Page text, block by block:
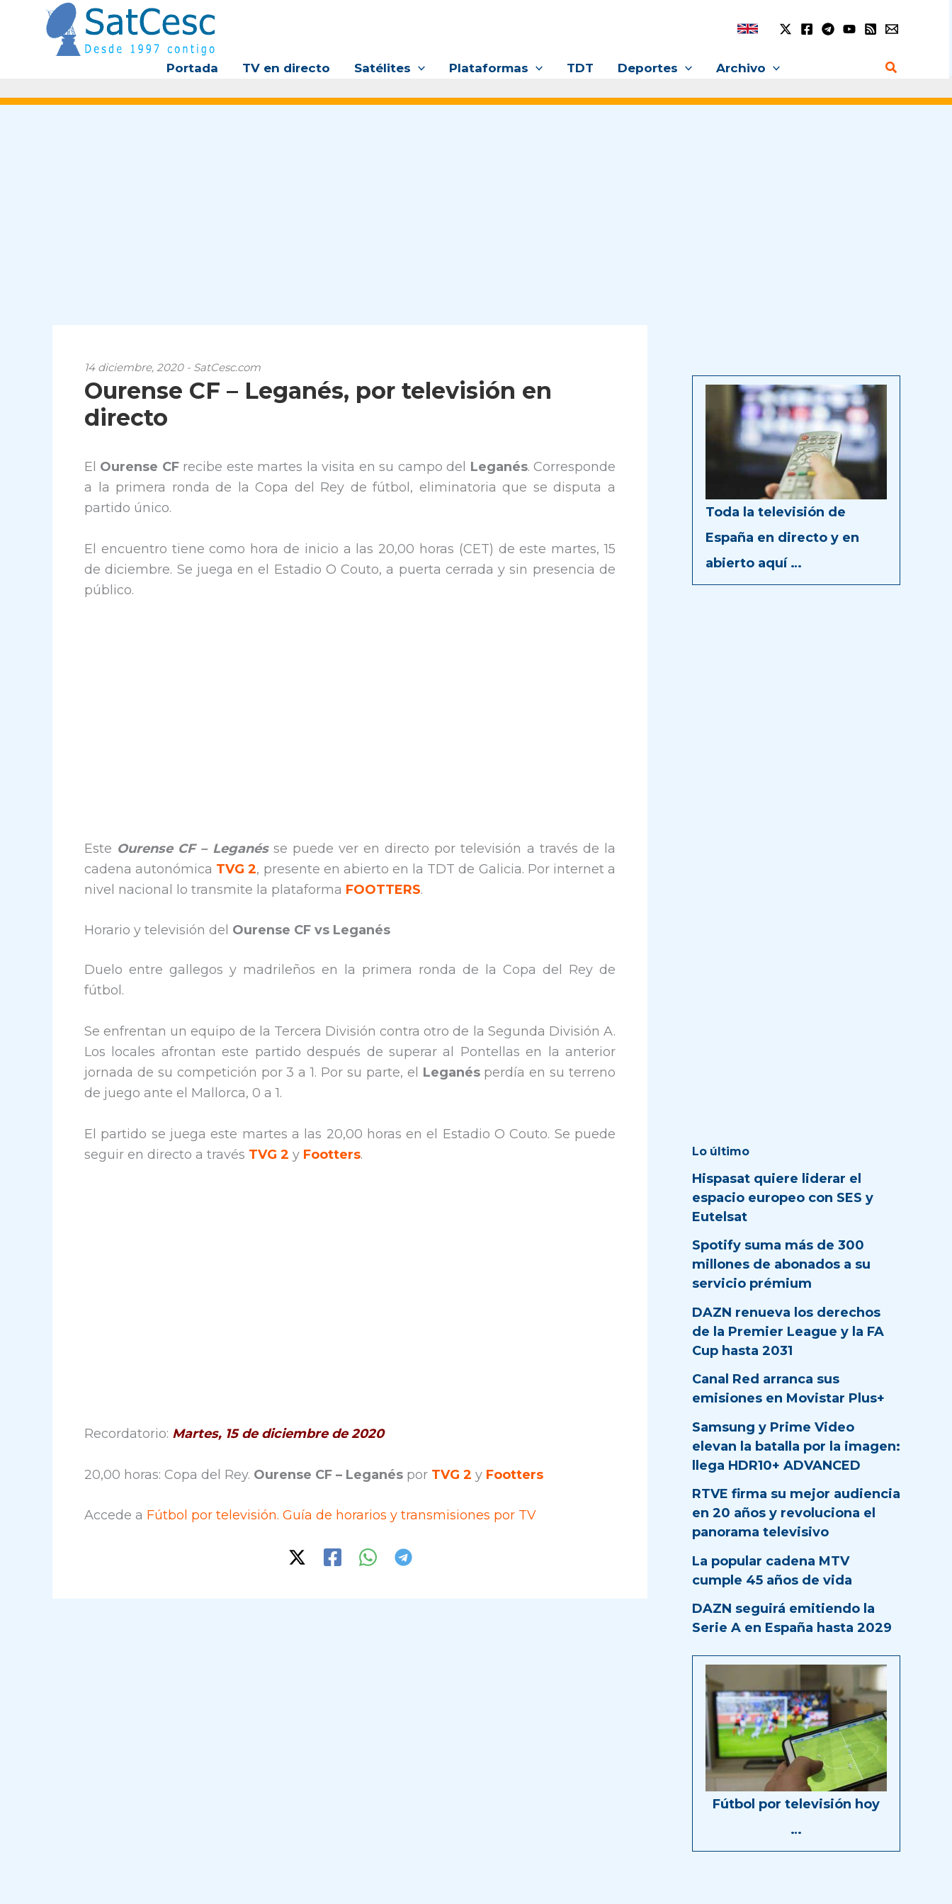
contenido
Portada TV en directo Satélites Plataformas TDT Deportes Archivo Buscar
14 diciembre, 2020 - SatCesc.com
Ourense CF – Leganés, por televisión en
directo
El Ourense CF recibe este martes la visita en su campo del Leganés. Corresponde
a la primera ronda de la Copa del Rey de fútbol, eliminatoria que se disputa a
partido único.
El encuentro tiene como hora de inicio a las 20,00 horas (CET) de este martes, 15
de diciembre. Se juega en el Estadio O Couto, a puerta cerrada y sin presencia de
público.
Este Ourense CF – Leganés se puede ver en directo por televisión a través de la
cadena autonómica TVG 2, presente en abierto en la TDT de Galicia. Por internet a
nivel nacional lo transmite la plataforma FOOTTERS.
Horario y televisión del Ourense CF vs Leganés
Duelo entre gallegos y madrileños en la primera ronda de la Copa del Rey de
fútbol.
Se enfrentan un equipo de la Tercera División contra otro de la Segunda División A.
Los locales afrontan este partido después de superar al Pontellas en la anterior
jornada de su competición por 3 a 1. Por su parte, el Leganésperdía en su terreno
de juego ante el Mallorca, 0 a 1.
El partido se juega este martes a las 20,00 horas en el Estadio O Couto. Se puede
seguir en directo a través TVG 2 y Footters.
Recordatorio: Martes, 15 de diciembre de 2020
20,00 horas: Copa del Rey. Ourense CF – Leganés por TVG 2 y Footters
Accede a Fútbol por televisión. Guía de horarios y transmisiones por TV
Toda la televisión de
España en directo y en
abierto aquí …
Lo último
Hispasat quiere liderar el
espacio europeo con SES y
Eutelsat
Spotify suma más de 300
millones de abonados a su
servicio prémium
DAZN renueva los derechos
de la Premier League y la FA
Cup hasta 2031
Canal Red arranca sus
emisiones en Movistar Plus+
Samsung y Prime Video
elevan la batalla por la imagen:
llega HDR10+ ADVANCED
RTVE firma su mejor audiencia
en 20 años y revoluciona el
panorama televisivo
La popular cadena MTV
cumple 45 años de vida
DAZN seguirá emitiendo la
Serie A en España hasta 2029
Fútbol por televisión hoy
…